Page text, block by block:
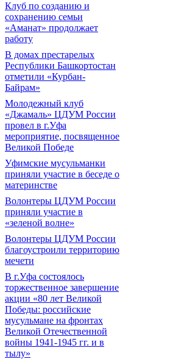
Клуб по созданию и
сохранению семьи
«Аманат» продолжает
работу
В домах престарелых
Республики Башкортостан
отметили «Курбан-
Байрам»
Молодежный клуб
«Джамаль» ЦДУМ России
провел в г.Уфа
мероприятие, посвященное
Великой Победе
Уфимские мусульманки
приняли участие в беседе о
материнстве
Волонтеры ЦДУМ России
приняли участие в
«зеленой волне»
Волонтеры ЦДУМ России
благоустроили территорию
мечети
В г.Уфа состоялось
торжественное завершение
акции «80 лет Великой
Победы: российские
мусульмане на фронтах
Великой Отечественной
войны 1941-1945 гг. и в
тылу»